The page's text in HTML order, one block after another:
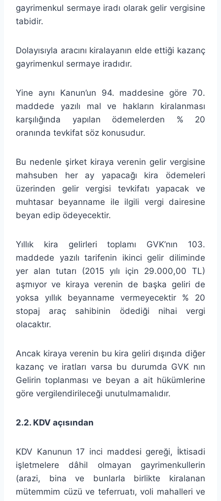
gayrimenkul sermaye iradı olarak gelir vergisine
tabidir.
Dolayısıyla aracını kiralayanın elde ettiği kazanç
gayrimenkul sermaye iradıdır.
Yine aynı Kanun’un 94. maddesine göre 70.
maddede yazılı mal ve hakların kiralanması
karşılığında yapılan ödemelerden % 20
oranında tevkifat söz konusudur.
Bu nedenle şirket kiraya verenin gelir vergisine
mahsuben her ay yapacağı kira ödemeleri
üzerinden gelir vergisi tevkifatı yapacak ve
muhtasar beyanname ile ilgili vergi dairesine
beyan edip ödeyecektir.
Yıllık kira gelirleri toplamı GVK’nın 103.
maddede yazılı tarifenin ikinci gelir diliminde
yer alan tutarı (2015 yılı için 29.000,00 TL)
aşmıyor ve kiraya verenin de başka geliri de
yoksa yıllık beyanname vermeyecektir % 20
stopaj araç sahibinin ödediği nihai vergi
olacaktır.
Ancak kiraya verenin bu kira geliri dışında diğer
kazanç ve iratları varsa bu durumda GVK nın
Gelirin toplanması ve beyan a ait hükümlerine
göre vergilendirileceği unutulmamalıdır.
2.2. KDV açısından
KDV Kanunun 17 inci maddesi gereği, İktisadi
işletmelere dâhil olmayan gayrimenkullerin
(arazi, bina ve bunlarla birlikte kiralanan
mütemmim cüzü ve teferruatı, voli mahalleri ve